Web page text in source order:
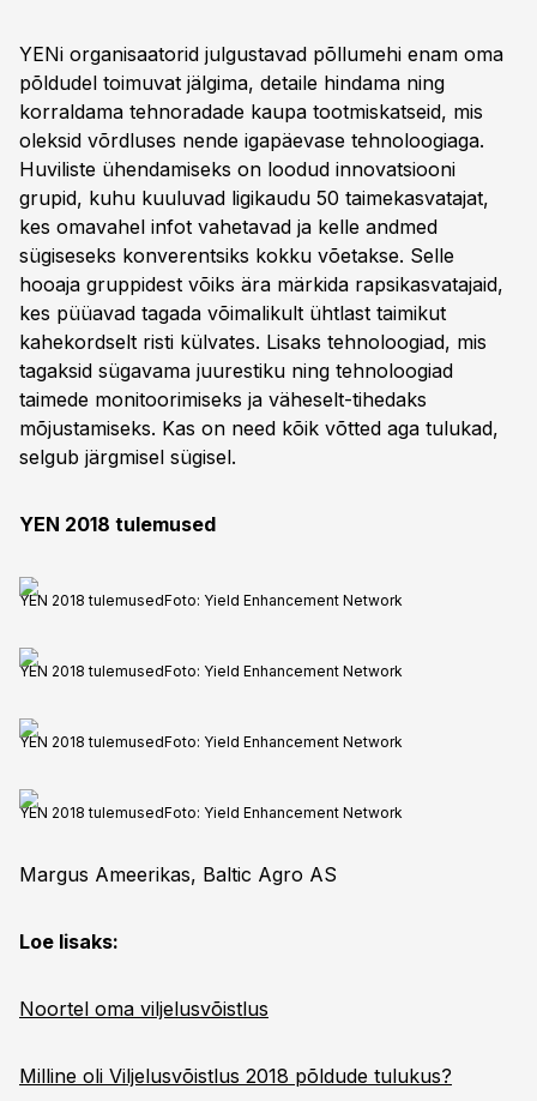
YENi organisaatorid julgustavad põllumehi enam oma
põldudel toimuvat jälgima, detaile hindama ning
korraldama tehnoradade kaupa tootmiskatseid, mis
oleksid võrdluses nende igapäevase tehnoloogiaga.
Huviliste ühendamiseks on loodud innovatsiooni
grupid, kuhu kuuluvad ligikaudu 50 taimekasvatajat,
kes omavahel infot vahetavad ja kelle andmed
sügiseseks konverentsiks kokku võetakse. Selle
hooaja gruppidest võiks ära märkida rapsikasvatajaid,
kes püüavad tagada võimalikult ühtlast taimikut
kahekordselt risti külvates. Lisaks tehnoloogiad, mis
tagaksid sügavama juurestiku ning tehnoloogiad
taimede monitoorimiseks ja väheselt-tihedaks
mõjustamiseks. Kas on need kõik võtted aga tulukad,
selgub järgmisel sügisel.
YEN 2018 tulemused
YEN 2018 tulemusedFoto: Yield Enhancement Network
YEN 2018 tulemusedFoto: Yield Enhancement Network
YEN 2018 tulemusedFoto: Yield Enhancement Network
YEN 2018 tulemusedFoto: Yield Enhancement Network
Margus Ameerikas, Baltic Agro AS
Loe lisaks:
Noortel oma viljelusvõistlus
Milline oli Viljelusvõistlus 2018 põldude tulukus?